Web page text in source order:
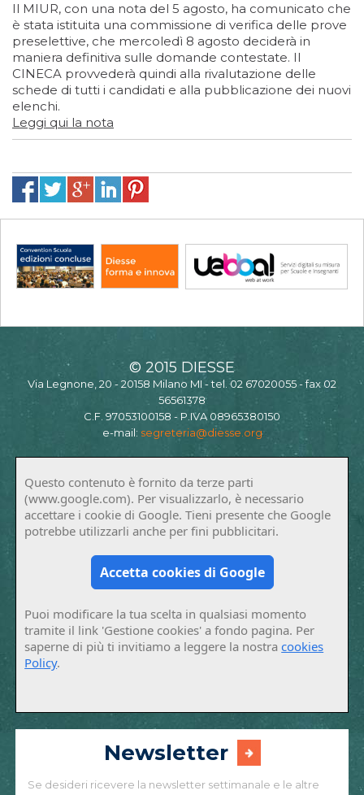
Il MIUR, con una nota del 5 agosto, ha comunicato che
è stata istituita una commissione di verifica delle prove
preselettive, che mercoledì 8 agosto deciderà in
maniera definitiva sulle domande contestate. Il
CINECA provvederà quindi alla rivalutazione delle
schede di tutti i candidati e alla pubblicazione dei nuovi
elenchi.
Leggi qui la nota
© 2015 DIESSE
Via Legnone, 20 - 20158 Milano MI - tel. 02 67020055 - fax 02
56561378
C.F. 97053100158 - P.IVA 08965380150
e-mail: segreteria@diesse.org
Questo contenuto è fornito da terze parti
(www.google.com). Per visualizzarlo, è necessario
accettare i cookie di Google. Tieni presente che Google
potrebbe utilizzarli anche per fini pubblicitari.
Accetta cookies di Google
Puoi modificare la tua scelta in qualsiasi momento
tramite il link 'Gestione cookies' a fondo pagina. Per
saperne di più ti invitiamo a leggere la nostracookies
Policy.
Newsletter
Se desideri ricevere la newsletter settimanale e le altre